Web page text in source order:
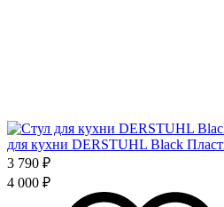
для кухни DERSTUHL Black
3 790 ₽
4 000 ₽